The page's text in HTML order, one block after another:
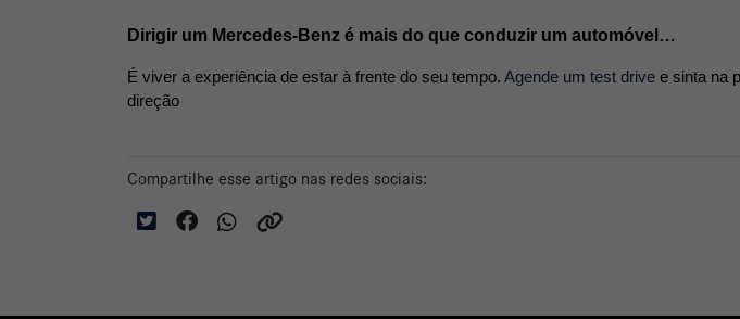
Dirigir um Mercedes-Benz é mais do que conduzir um automóvel…
É viver a experiência de estar à frente do seu tempo. Agende um test drive e sinta na
direção
Compartilhe esse artigo nas redes sociais: